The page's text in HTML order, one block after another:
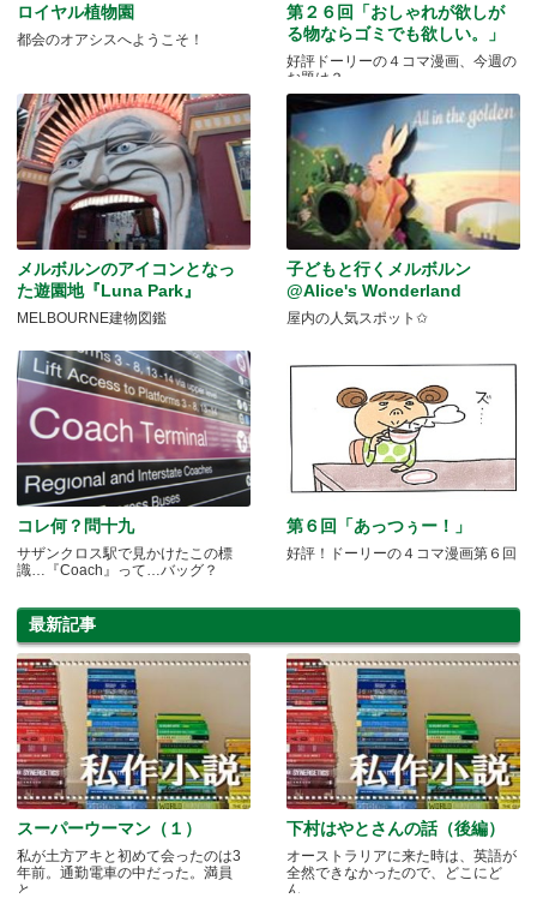
ロイヤル植物園
都会のオアシスへようこそ！
第２６回「おしゃれが欲しが
る物ならゴミでも欲しい。」
好評ドーリーの４コマ漫画、今週の
お題は？
メルボルンのアイコンとなっ
た遊園地『Luna Park』
MELBOURNE建物図鑑
子どもと行くメルボルン
@Alice's Wonderland
屋内の人気スポット✩
コレ何？問十九
サザンクロス駅で見かけたこの標
識…『Coach』って…バッグ？
第６回「あっつぅー！」
好評！ドーリーの４コマ漫画第６回
最新記事
スーパーウーマン（１）
私が土方アキと初めて会ったのは3
年前。通勤電車の中だった。満員
と.....
下村はやとさんの話（後編）
オーストラリアに来た時は、英語が
全然できなかったので、どこにど
ん.....